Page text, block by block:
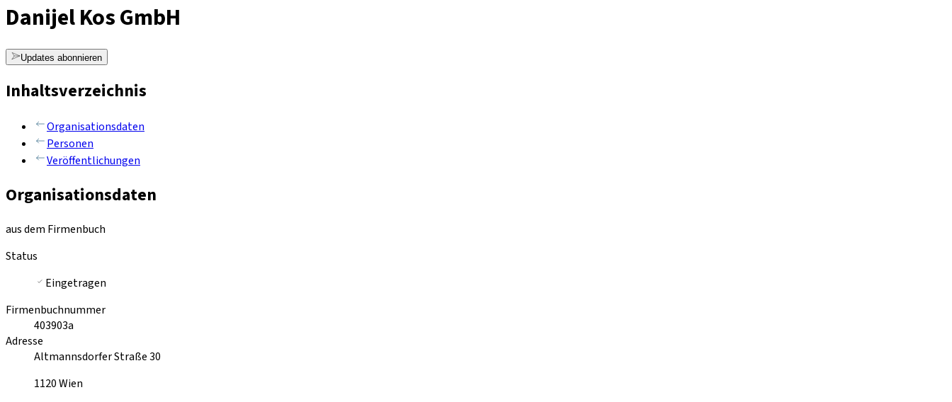
Danijel Kos GmbH
Updates abonnieren
Inhaltsverzeichnis
Organisationsdaten
Personen
Veröffentlichungen
Organisationsdaten
aus dem Firmenbuch
Status
Eingetragen
Firmenbuchnummer
403903a
Adresse
Altmannsdorfer Straße 30
1120Wien